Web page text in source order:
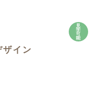
見
学
可
能
ザイン